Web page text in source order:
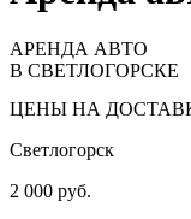
АРЕНДА АВТО
В СВЕТЛОГОРСКЕ
ЦЕНЫ НА
Светлогорск
2 000 руб.